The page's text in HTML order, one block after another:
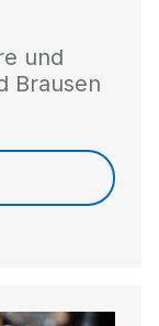
und
Brausen